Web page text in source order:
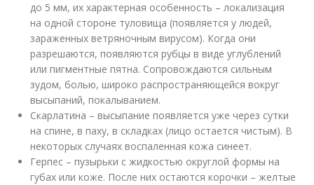
до 5 мм, их характерная особенность – локализация
на одной стороне туловища (появляется у людей,
зараженных ветряночным вирусом). Когда они
разрешаются, появляются рубцы в виде углублений
или пигментные пятна. Сопровождаются сильным
зудом, болью, широко распространяющейся вокруг
высыпаний, покалыванием.
Скарлатина – высыпание появляется уже через сутки
на спине, в паху, в складках (лицо остается чистым). В
некоторых случаях воспаленная кожа синеет.
Герпес – пузырьки с жидкостью округлой формы на
губах или коже. После них остаются корочки – желтые